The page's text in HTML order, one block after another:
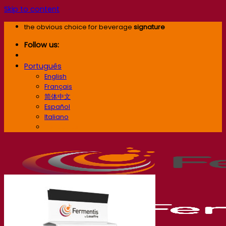
Skip to content
the obvious choice for beverage signature
Follow us:
Português
English
Français
简体中文
Español
Italiano